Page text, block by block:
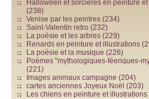
Halloween et sorcières en peinture
(238)
Venise par les peintres (234)
Saint-Valentin retro (232)
La poésie et les arbres (229)
Renards en peinture et illustrations
La poésie et la musique (226)
Poèmes "mythologiques-féeriques-
(221)
Images animaux campagne (204)
cartes anciennes Joyeux Noël (203)
Les chiens en peinture et illustrations